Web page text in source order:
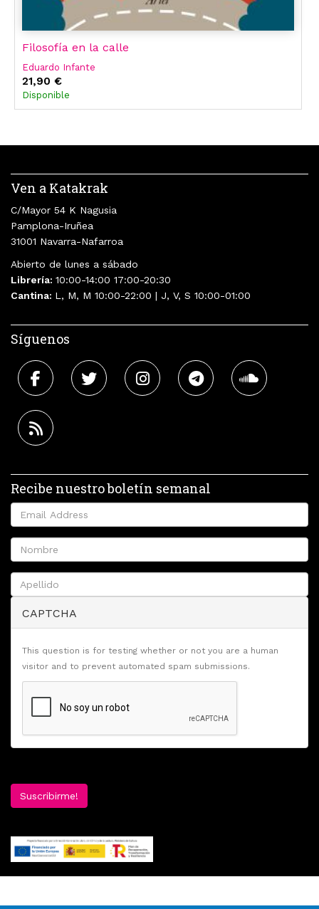
Filosofía en la calle
Eduardo Infante
21,90 €
Disponible
Ven a Katakrak
C/Mayor 54 K Nagusia
Pamplona-Iruñea
31001 Navarra-Nafarroa
Abierto de lunes a sábado
Librería: 10:00-14:00 17:00-20:30
Cantina: L, M, M 10:00-22:00 | J, V, S 10:00-01:00
Síguenos
Recibe nuestro boletín semanal
CAPTCHA
This question is for testing whether or not you are a human
visitor and to prevent automated spam submissions.
Suscribirme!